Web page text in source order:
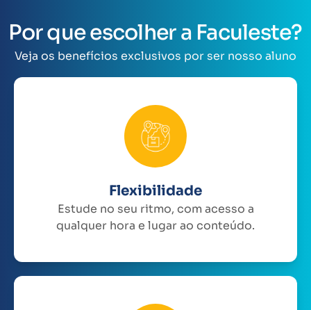
Por que escolher a Faculeste?
Veja os benefícios exclusivos por ser nosso aluno
Flexibilidade
Estude no seu ritmo, com acesso a
qualquer hora e lugar ao conteúdo.